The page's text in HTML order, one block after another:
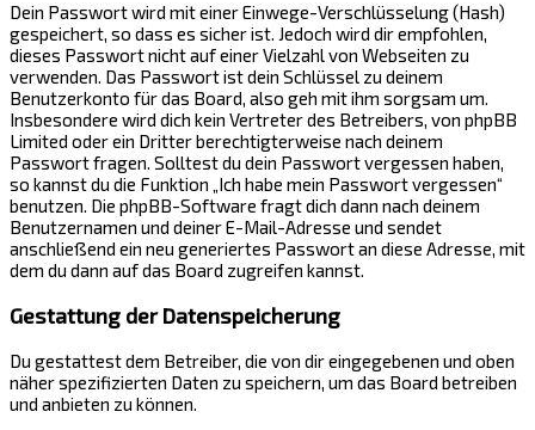
Dein Passwort wird mit einer Einwege-Verschlüsselung (Hash)
gespeichert, so dass es sicher ist. Jedoch wird dir empfohlen,
dieses Passwort nicht auf einer Vielzahl von Webseiten zu
verwenden. Das Passwort ist dein Schlüssel zu deinem
Benutzerkonto für das Board, also geh mit ihm sorgsam um.
Insbesondere wird dich kein Vertreter des Betreibers, von phpBB
Limited oder ein Dritter berechtigterweise nach deinem
Passwort fragen. Solltest du dein Passwort vergessen haben,
so kannst du die Funktion „Ich habe mein Passwort vergessen“
benutzen. Die phpBB-Software fragt dich dann nach deinem
Benutzernamen und deiner E-Mail-Adresse und sendet
anschließend ein neu generiertes Passwort an diese Adresse, mit
dem du dann auf das Board zugreifen kannst.
Gestattung der Datenspeicherung
Du gestattest dem Betreiber, die von dir eingegebenen und oben
näher spezifizierten Daten zu speichern, um das Board betreiben
und anbieten zu können.